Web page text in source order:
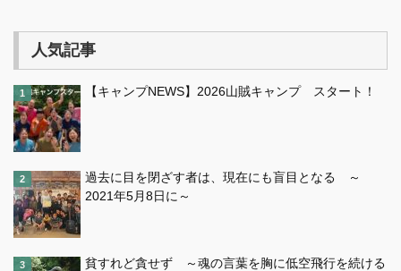
人気記事
【キャンプNEWS】2026山賊キャンプ スタート！
過去に目を閉ざす者は、現在にも盲目となる ～
2021年5月8日に～
貧すれど貪せず ～魂の言葉を胸に低空飛行を続ける